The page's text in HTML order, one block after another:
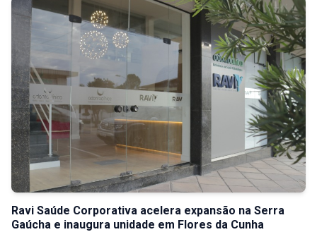
Ravi Saúde Corporativa acelera expansão na Serra
Gaúcha e inaugura unidade em Flores da Cunha